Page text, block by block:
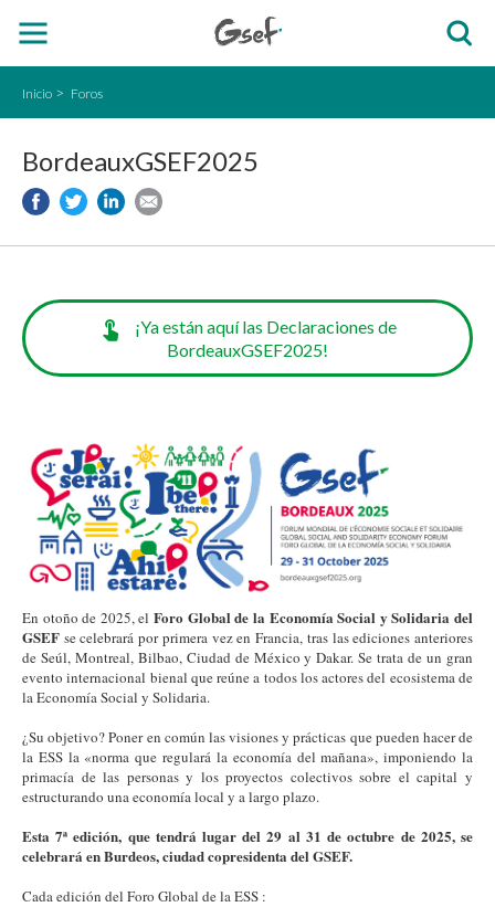
Inicio Foros
BordeauxGSEF2025
¡Ya están aquí las Declaraciones de
BordeauxGSEF2025!
En otoño de 2025, el Foro Global de la Economía Social y Solidaria del
GSEF se celebrará por primera vez en Francia, tras las ediciones anteriores
de Seúl, Montreal, Bilbao, Ciudad de México y Dakar. Se trata de un gran
evento internacional bienal que reúne a todos los actores del ecosistema de
la Economía Social y Solidaria.
¿Su objetivo? Poner en común las visiones y prácticas que pueden hacer de
la ESS la «norma que regulará la economía del mañana», imponiendo la
primacía de las personas y los proyectos colectivos sobre el capital y
estructurando una economía local y a largo plazo.
Esta 7ª edición, que tendrá lugar del 29 al 31 de octubre de 2025, se
celebrará en Burdeos, ciudad copresidenta del GSEF.
Cada edición del Foro Global de la ESS :